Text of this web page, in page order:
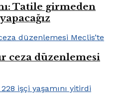
Tatile girmeden
ceza düzenlemesi